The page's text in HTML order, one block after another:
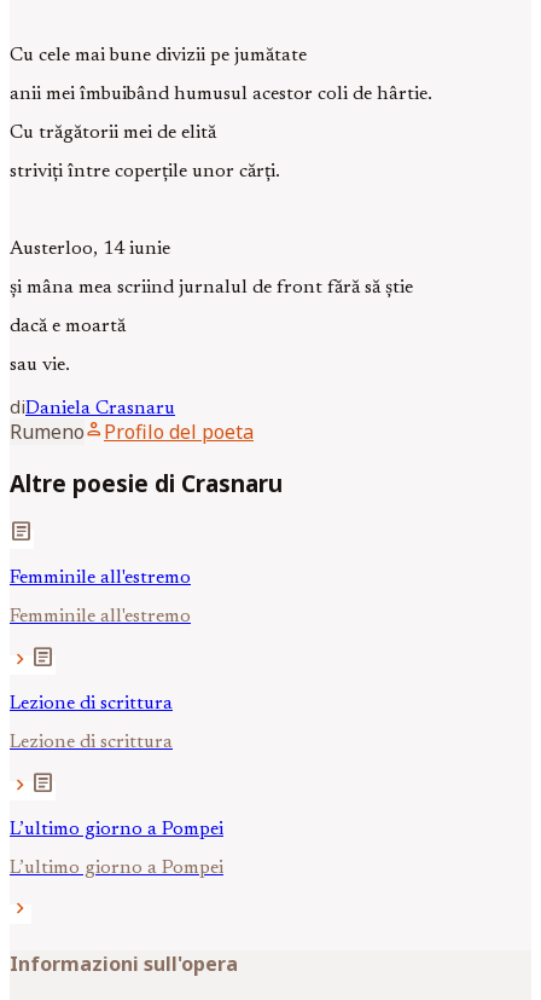
Cu cele mai bune divizii pe jumătate
anii mei îmbuibând humusul acestor coli de hârtie.
Cu trăgătorii mei de elită
striviți între coperțile unor cărți.
Austerloo, 14 iunie
și mâna mea scriind jurnalul de front fără să știe
dacă e moartă
sau vie.
diDaniela Crasnaru
Rumenoperson Profilo del poeta
Altre poesie di Crasnaru
article
Femminile all'estremo
Femminile all'estremo
chevron_right article
Lezione di scrittura
Lezione di scrittura
chevron_right article
L’ultimo giorno a Pompei
L’ultimo giorno a Pompei
chevron_right
Informazioni sull'opera